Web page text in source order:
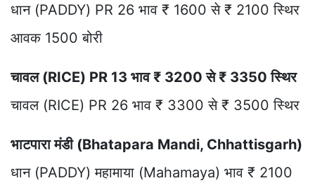
धान (PADDY) PR 26 भाव ₹ 1600 से ₹ 2100 स्थिर
आवक 1500 बोरी
चावल (RICE) PR 13 भाव ₹ 3200 से ₹ 3350 स्थिर
चावल (RICE) PR 26 भाव ₹ 3300 से ₹ 3500 स्थिर
भाटपारा मंडी (Bhatapara Mandi, Chhattisgarh)
धान (PADDY) महामाया (Mahamaya) भाव ₹ 2100